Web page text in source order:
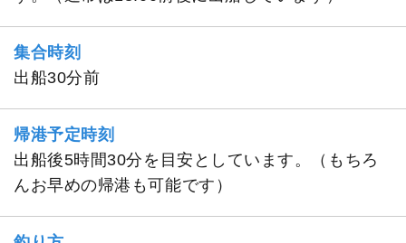
集合時刻
出船30分前
帰港予定時刻
出船後5時間30分を目安としています。（もちろ
んお早めの帰港も可能です）